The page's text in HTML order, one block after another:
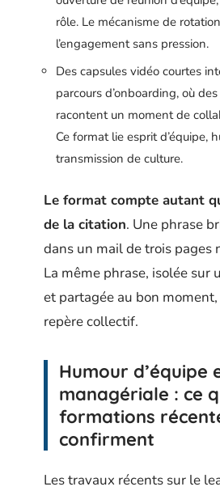
rôle. Le mécanisme de
l’engagement sans pression.
Des capsules vidéo courtes
parcours d’onboarding, où
racontent un moment de
Ce format lie esprit d’équipe,
transmission de culture.
Le format compte autant
de la citation. Une phrase
dans un mail de trois pages
La même phrase, isolée sur
et partagée au bon
repère collectif.
Humour d’équipe
managériale : ce
formations
confirment
Les travaux récents sur le